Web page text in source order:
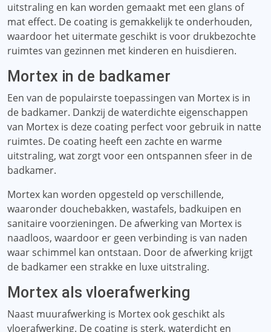
uitstraling en kan worden gemaakt met een glans of
mat effect. De coating is gemakkelijk te onderhouden,
waardoor het uitermate geschikt is voor drukbezochte
ruimtes van gezinnen met kinderen en huisdieren.
Mortex in de badkamer
Een van de populairste toepassingen van Mortex is in
de badkamer. Dankzij de waterdichte eigenschappen
van Mortex is deze coating perfect voor gebruik in natte
ruimtes. De coating heeft een zachte en warme
uitstraling, wat zorgt voor een ontspannen sfeer in de
badkamer.
Mortex kan worden opgesteld op verschillende,
waaronder douchebakken, wastafels, badkuipen en
sanitaire voorzieningen. De afwerking van Mortex is
naadloos, waardoor er geen verbinding is van naden
waar schimmel kan ontstaan. Door de afwerking krijgt
de badkamer een strakke en luxe uitstraling.
Mortex als vloerafwerking
Naast muurafwerking is Mortex ook geschikt als
vloerafwerking. De coating is sterk, waterdicht en